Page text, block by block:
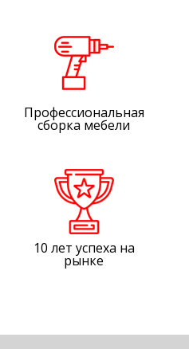
Профессиональная
сборка мебели
10 лет успеха на
рынке